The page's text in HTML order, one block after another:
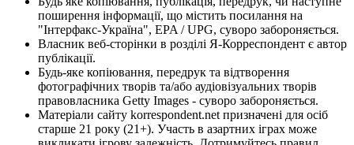
поширення інформації, що містить посилання на
"Інтерфакс-Україна", EPA / UPG, суворо забороняється.
Власник веб-сторінки в розділі Я-Корреспондент є автор
публікації.
Будь-яке копіювання, передрук та відтворення
фотографічних творів та/або аудіовізуальних творів
правовласника Getty Images - суворо забороняється.
Матеріали сайту korrespondent.net призначені для осіб
старше 21 року (21+). Участь в азартних іграх може